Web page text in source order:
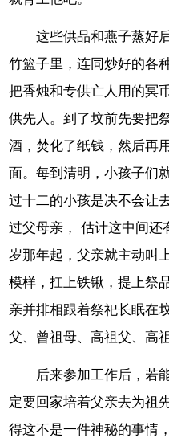
这些供品和燕子蒸好
竹篮子里，连同炒好的各
把香烛和专供亡人用的冥
供先人。到了坟前先要把
酒，焚化了纸钱，然后再
面。每到清明，小孩子们
过十二的小孩是决不会让
过父母亲， 估计这中间还
岁那年起，父亲就主动叫
模样，扛上铁锹，提上祭
亲并排相跟着祭祀长眠在
父、曾祖母、高祖父、
后来参加工作后，若
定要回家培着父亲去为祖
得这不是一件神秘的事情